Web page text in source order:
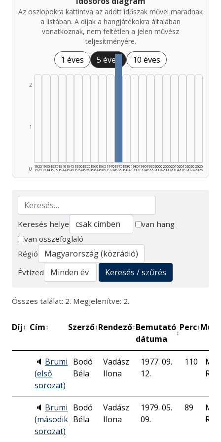
Az oszlopokra kattintva az adott időszak művei maradnak
a listában. A díjak a hangjátékokra általában
vonatkoznak, nem feltétlen a jelen művész
teljesítményére.
1 éves 5 éves 10 éves
0
1
2
1925
1929
1930
1934
1935
1939
1940
1944
1945
1949
1950
1954
1955
1959
1960
1964
1965
1969
1970
1974
1975
1979
1980
1984
1985
1989
1990
1994
1995
1999
2000
2004
2005
2009
2010
2014
2015
2019
2020
2024
2025
2026
Keresés
Keresés helye
van hang
van összefoglaló
Régió
Évtized
Keresés / szűrés
Összes találat: 2. Megjelenítve: 2.
Díj↕ Cím↕ Szerző↕Rendező↕Bemutató
dátuma
↕
Perc↕
🔈 Brumi
(első
sorozat)
Bodó
Béla
Vadász
Ilona
1977. 09.
12.
110
🔈 Brumi
(második
sorozat)
Bodó
Béla
Vadász
Ilona
1979. 05.
09.
89